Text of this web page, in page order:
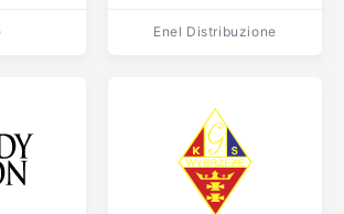
Enel Distribuzione